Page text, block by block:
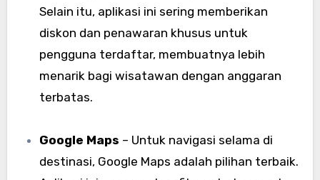
Selain itu, aplikasi ini sering memberikan
diskon dan penawaran khusus untuk
pengguna terdaftar, membuatnya lebih
menarik bagi wisatawan dengan anggaran
terbatas.
Google Maps – Untuk navigasi selama di
destinasi, Google Maps adalah pilihan terbaik.